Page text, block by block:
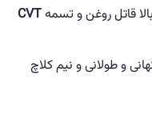
قاتل روغن و تسمهCVT
و طولانی و نیم کلاچ